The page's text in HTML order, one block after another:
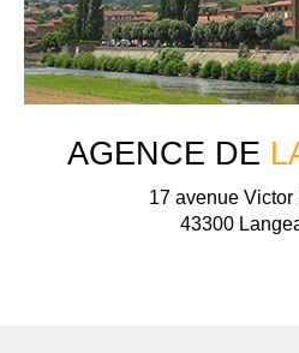
AGENCE DE
17 avenue Victor
43300